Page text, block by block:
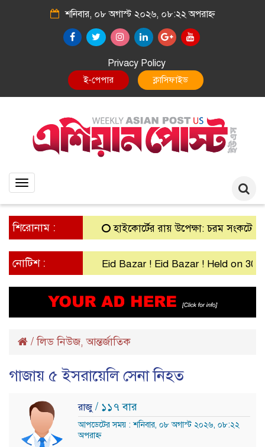
শনিবার, ০৮ অগাস্ট ২০২৬, ০৮:২২ অপরাহ্ন
Privacy Policy
E-Paper Classified
Toggle
শিরোনাম : হাইকোর্টের রায় উপেক্ষা: চরম সংকটে গ্রামীণ
নোটিশ : Eid Bazar ! Eid Bazar ! Held on 30th
/লিড নিউজ,আন্তর্জাতিক
গাজায় ৫ ইসরায়েলি সেনা নিহত
রাজু / ১১৭ বার
আপডেটের সময় : শনিবার, ০৮ অগাস্ট ২০২৬, ০৮:২২
অপরাহ্ন